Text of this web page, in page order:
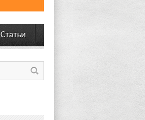
Статьи